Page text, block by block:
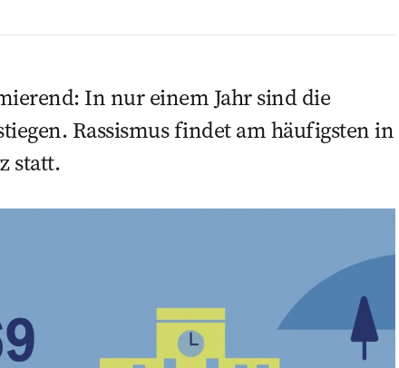
In nur einem Jahr sind die
Rassismus findet am häufigsten in
statt.